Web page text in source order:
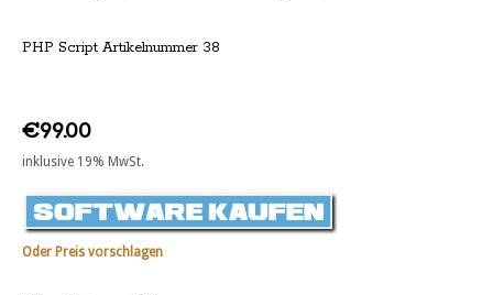
PHP Script Artikelnummer 38
€99.00
inklusive 19% MwSt.
Oder Preis vorschlagen